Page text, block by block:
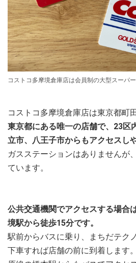
コストコ多摩境倉庫店は会員制の大型スーパー
コストコ多摩境倉庫店は東京都町
東京都にある唯一の店舗で、23区
立市、八王子市からもアクセスし
ガスステーションはありませんが
ています。
公共交通機関でアクセスする場合
境駅から徒歩15分です。
駅前からバスに乗り、まちだテク
下車すれば店舗の前に到着します